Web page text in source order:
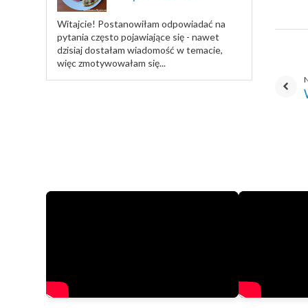
Witajcie! Postanowiłam odpowiadać na
pytania często pojawiające się - nawet
dzisiaj dostałam wiadomość w temacie,
więc zmotywowałam się...